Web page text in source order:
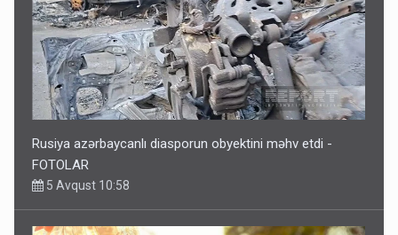
Rusiya azərbaycanlı diasporun obyektini məhv etdi -
FOTOLAR
5 Avqust 10:58